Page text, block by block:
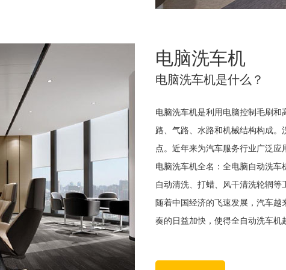
电脑洗车机
电脑洗车机是什么？
电脑洗车机是利用电脑控制毛刷
路、气路、水路和机械结构构成
点。近年来为汽车服务行业广泛应
电脑洗车机全名：全电脑自动洗
自动清洗、打蜡、风干清洗轮辋等
随着中国经济的飞速发展，汽车
奏的日益加快，使得全自动洗车机